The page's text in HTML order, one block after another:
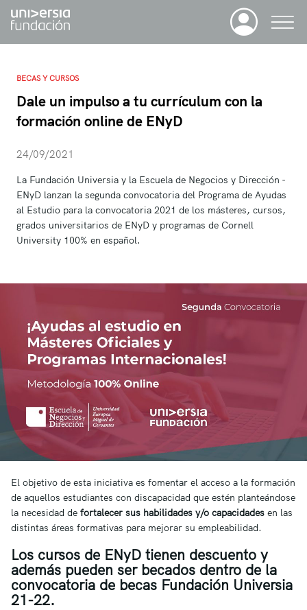
Dale un impulso a tu currículum con la
formación online de ENyD
BECAS Y CURSOS
24/09/2021
La Fundación Universia y la Escuela de Negocios y Dirección -
ENyD lanzan la segunda convocatoria del Programa de Ayudas
al Estudio para la convocatoria 2021 de los másteres, cursos,
grados universitarios de ENyD y programas de Cornell
University 100% en español.
El objetivo de esta iniciativa es fomentar el acceso a la formación
de aquellos estudiantes con discapacidad que estén planteándose
la necesidad de fortalecer sus habilidades y/o capacidades en las
distintas áreas formativas para mejorar su empleabilidad.
Los cursos de ENyD tienen descuento y
además pueden ser becados dentro de la
convocatoria de becas Fundación Universia
21-22.